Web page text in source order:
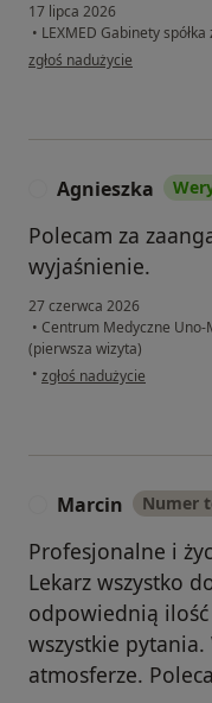
17 lipca 2026
• LEXMED Gabinety spółka
w opinii użytkownika Bożena
zgłoś nadużycie
Agnieszka
Polecam za
wyjaśnienie.
27 czerwca 2026
• Centrum Medyczne
(pierwsza wizyta)
• w opinii użytkownika
zgłoś nadużycie
Marcin Numer
Profesjonalne i
Lekarz wszystko
odpowiednią ilość
wszystkie pytania.
atmosferze.